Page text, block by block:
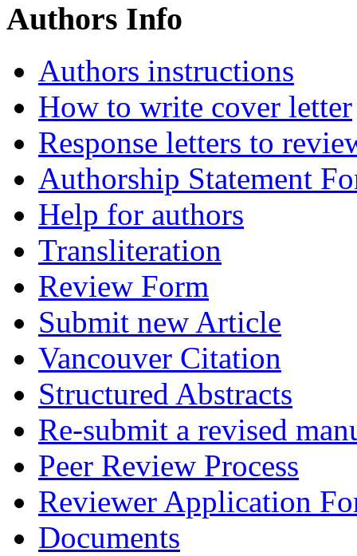
Authors Info
Authors instructions
How to write cover letter
Response letters to
Authorship Statement
Help for authors
Transliteration
Review Form
Submit new Article
Vancouver Citation
Structured Abstracts
Re-submit a revised
Peer Review Process
Reviewer Application
Documents